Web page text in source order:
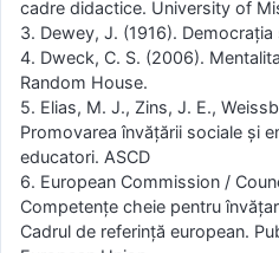
cadre didactice. University of
3. Dewey, J. (1916).
4. Dweck, C. S. (2006).
Random House.
5. Elias, M. J., Zins, J. E.,
Promovarea învățării sociale și
educatori. ASCD
6. European Commission /
Competențe cheie pentru
Cadrul de referință european.